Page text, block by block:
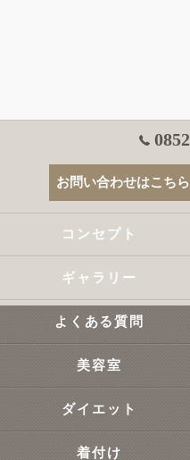
お問い合わせはこちら
コンセプト
ギャラリー
よくある質問
美容室
ダイエット
着付け